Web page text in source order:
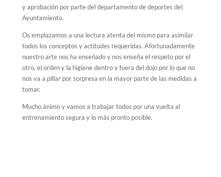
y aprobación por parte del departamento de deportes del
Ayuntamiento.
Os emplazamos a una lectura atenta del mismo para asimilar
todos los conceptos y actitudes requeridas. Afortunadamente
nuestro arte nos ha enseñado y nos enseña el respeto por el
otro, el orden y la higiene dentro y fuera del dojo por lo que no
nos va a pillar por sorpresa en la mayor parte de las medidas a
tomar.
Mucho ánimo y vamos a trabajar todos por una vuelta al
entrenamiento segura y lo más pronto posible.